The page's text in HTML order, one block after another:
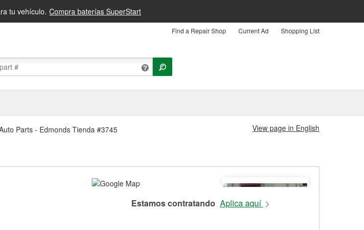
tu vehículo. Compra baterías SuperStart
Find a Repair Shop Current Ad Shopping List
Parts - Edmonds Tienda #3745 View page in English
Estamos contratando Aplica aquí